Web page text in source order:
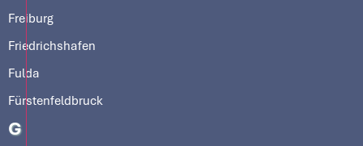
Freiburg
Friedrichshafen
Fulda
Fürstenfeldbruck
G